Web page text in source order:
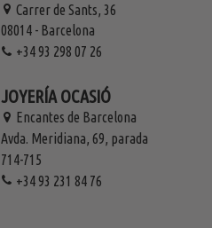
Carrer de Sants, 36
08014 - Barcelona
+34 93 298 07 26
JOYERÍA OCASIÓ
Encantes de Barcelona
Avda. Meridiana, 69, parada
714-715
+34 93 231 84 76